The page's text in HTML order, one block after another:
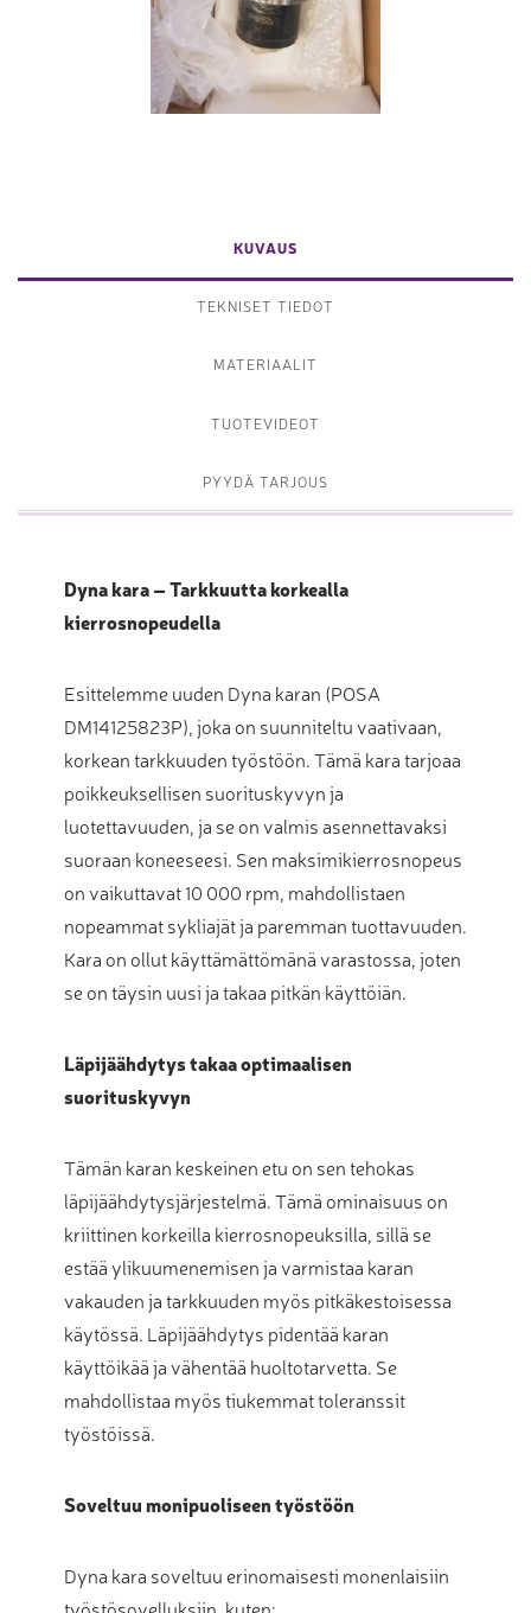
KUVAUS
TEKNISET TIEDOT
MATERIAALIT
TUOTEVIDEOT
PYYDÄ TARJOUS
Dyna kara – Tarkkuutta korkealla
kierrosnopeudella
Esittelemme uuden Dyna karan (POSA
DM14125823P), joka on suunniteltu vaativaan,
korkean tarkkuuden työstöön. Tämä kara tarjoaa
poikkeuksellisen suorituskyvyn ja
luotettavuuden, ja se on valmis asennettavaksi
suoraan koneeseesi. Sen maksimikierrosnopeus
on vaikuttavat 10 000 rpm, mahdollistaen
nopeammat sykliajät ja paremman tuottavuuden.
Kara on ollut käyttämättömänä varastossa, joten
se on täysin uusi ja takaa pitkän käyttöiän.
Läpijäähdytys takaa optimaalisen
suorituskyvyn
Tämän karan keskeinen etu on sen tehokas
läpijäähdytysjärjestelmä. Tämä ominaisuus on
kriittinen korkeilla kierrosnopeuksilla, sillä se
estää ylikuumenemisen ja varmistaa karan
vakauden ja tarkkuuden myös pitkäkestoisessa
käytössä. Läpijäähdytys pidentää karan
käyttöikää ja vähentää huoltotarvetta. Se
mahdollistaa myös tiukemmat toleranssit
työstöissä.
Soveltuu monipuoliseen työstöön
Dyna kara soveltuu erinomaisesti monenlaisiin